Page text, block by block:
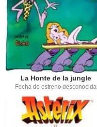
La Honte de la jungle
Fecha de estreno desconocida